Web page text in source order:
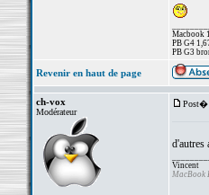
Macbook
PB G4
PB G3
Revenir en haut de page
ch-vox
Modérateur
Post�
d'autres
Vincent
MacBook